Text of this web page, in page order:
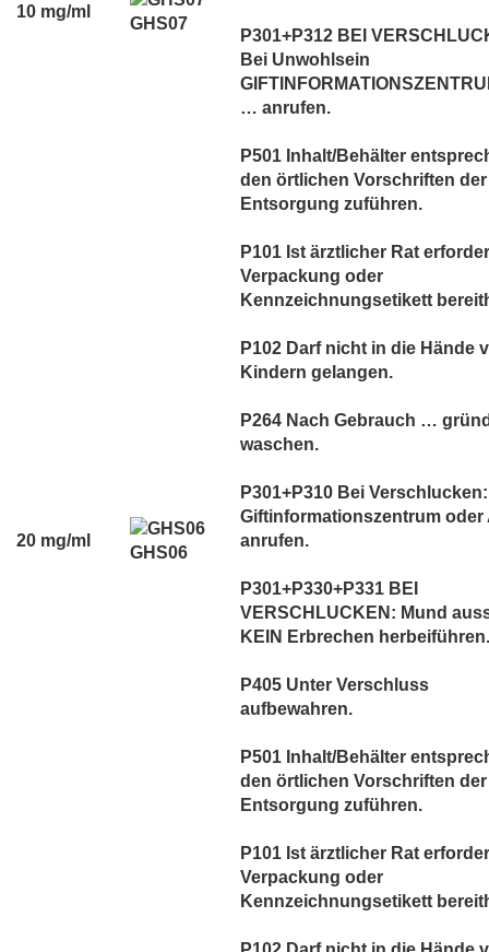
10 mg/ml
GHS07
P301+P312 BEI
Bei Unwohlsein
… anrufen.
P501 Inhalt/Behälter
den örtlichen Vorschriften der
Entsorgung zuführen.
20 mg/ml
GHS06
P101 Ist ärztlicher Rat
Verpackung oder
Kennzeichnungsetikett
P102 Darf nicht in die Hände
Kindern gelangen.
P264 Nach Gebrauch …
waschen.
P301+P310 Bei
Giftinformationszentrum oder
anrufen.
P301+P330+P331 BEI
VERSCHLUCKEN: Mund
KEIN Erbrechen herbeiführen.
P405 Unter Verschluss
aufbewahren.
P501 Inhalt/Behälter
den örtlichen Vorschriften der
Entsorgung zuführen.
P101 Ist ärztlicher Rat
Verpackung oder
Kennzeichnungsetikett